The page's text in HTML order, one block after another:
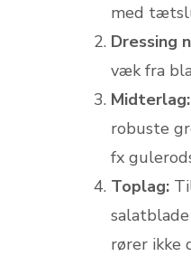
med
Dressing
væk fra
Midterlag:
robuste
fx
Toplag:
rører ikke